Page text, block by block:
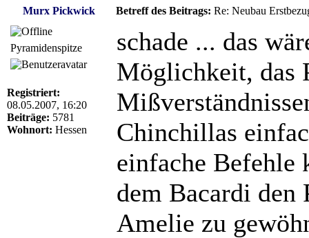
Murx Pickwick
Betreff des Beitrags: Re: Neubau
Pyramidenspitze
Registriert:
08.05.2007, 16:20
Beiträge: 5781
Wohnort: Hessen
schade ... das
Möglichkeit, das
Chinchillas
einfache Befehle
dem Bacardi den
Amelie zu